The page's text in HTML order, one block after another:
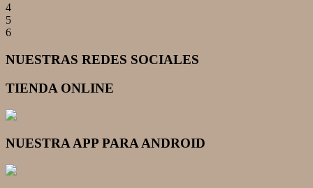
4
5
6
NUESTRAS REDES SOCIALES
TIENDA ONLINE
NUESTRA APP PARA ANDROID